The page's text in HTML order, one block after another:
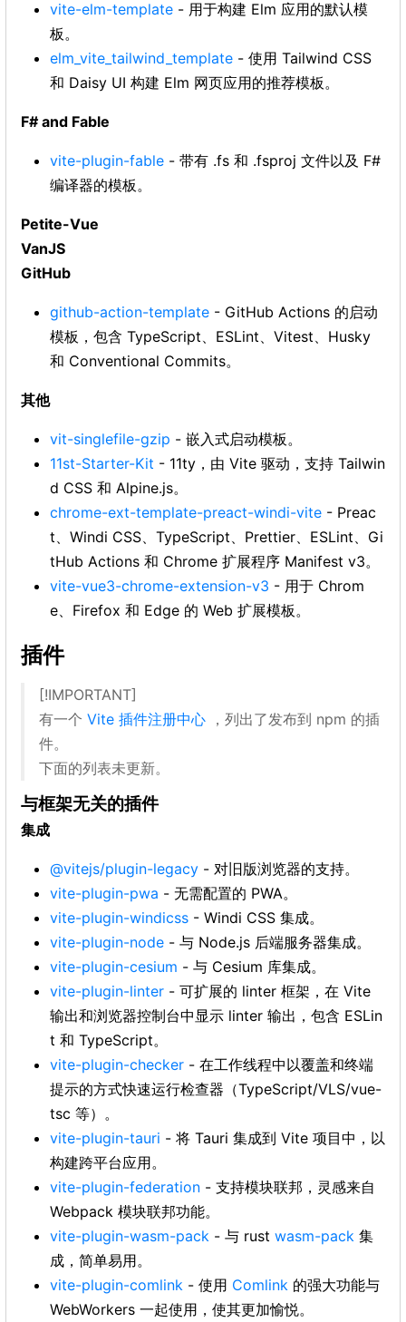
vite-elm-template - 用于构建 Elm 应用的默认模
板。
elm_vite_tailwind_template - 使用 Tailwind CSS
和 Daisy UI 构建 Elm 网页应用的推荐模板。
F# and Fable
vite-plugin-fable - 带有 .fs 和 .fsproj 文件以及 F#
编译器的模板。
Petite-Vue
VanJS
GitHub
github-action-template - GitHub Actions 的启动
模板，包含 TypeScript、ESLint、Vitest、Husky
和 Conventional Commits。
其他
vit-singlefile-gzip - 嵌入式启动模板。
11st-Starter-Kit - 11ty，由 Vite 驱动，支持 Tailwin
d CSS 和 Alpine.js。
chrome-ext-template-preact-windi-vite - Preac
t、Windi CSS、TypeScript、Prettier、ESLint、Gi
tHub Actions 和 Chrome 扩展程序 Manifest v3。
vite-vue3-chrome-extension-v3 - 用于 Chrom
e、Firefox 和 Edge 的 Web 扩展模板。
插件
[!IMPORTANT]
有一个 Vite 插件注册中心 ，列出了发布到 npm 的插
件。
下面的列表未更新。
与框架无关的插件
集成
@vitejs/plugin-legacy - 对旧版浏览器的支持。
vite-plugin-pwa - 无需配置的 PWA。
vite-plugin-windicss - Windi CSS 集成。
vite-plugin-node - 与 Node.js 后端服务器集成。
vite-plugin-cesium - 与 Cesium 库集成。
vite-plugin-linter - 可扩展的 linter 框架，在 Vite
输出和浏览器控制台中显示 linter 输出，包含 ESLin
t 和 TypeScript。
vite-plugin-checker - 在工作线程中以覆盖和终端
提示的方式快速运行检查器（TypeScript/VLS/vue-
tsc 等）。
vite-plugin-tauri - 将 Tauri 集成到 Vite 项目中，以
构建跨平台应用。
vite-plugin-federation - 支持模块联邦，灵感来自
Webpack 模块联邦功能。
vite-plugin-wasm-pack - 与 rust wasm-pack 集
成，简单易用。
vite-plugin-comlink - 使用 Comlink 的强大功能与
WebWorkers 一起使用，使其更加愉悦。